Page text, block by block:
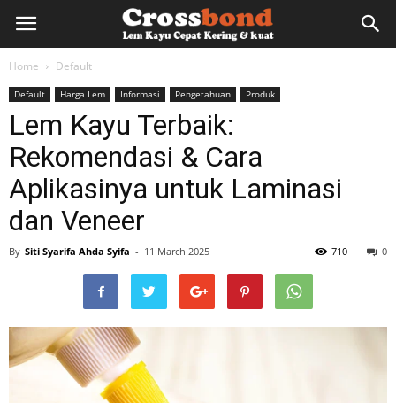
lemkayu.net
Lem
Kayu,
Home Default
Default Harga Lem Informasi Pengetahuan Produk
Lem Kayu Terbaik:
Rekomendasi & Cara
Aplikasinya untuk Laminasi
dan Veneer
By Siti Syarifa Ahda Syifa - 11 March 2025 0
710